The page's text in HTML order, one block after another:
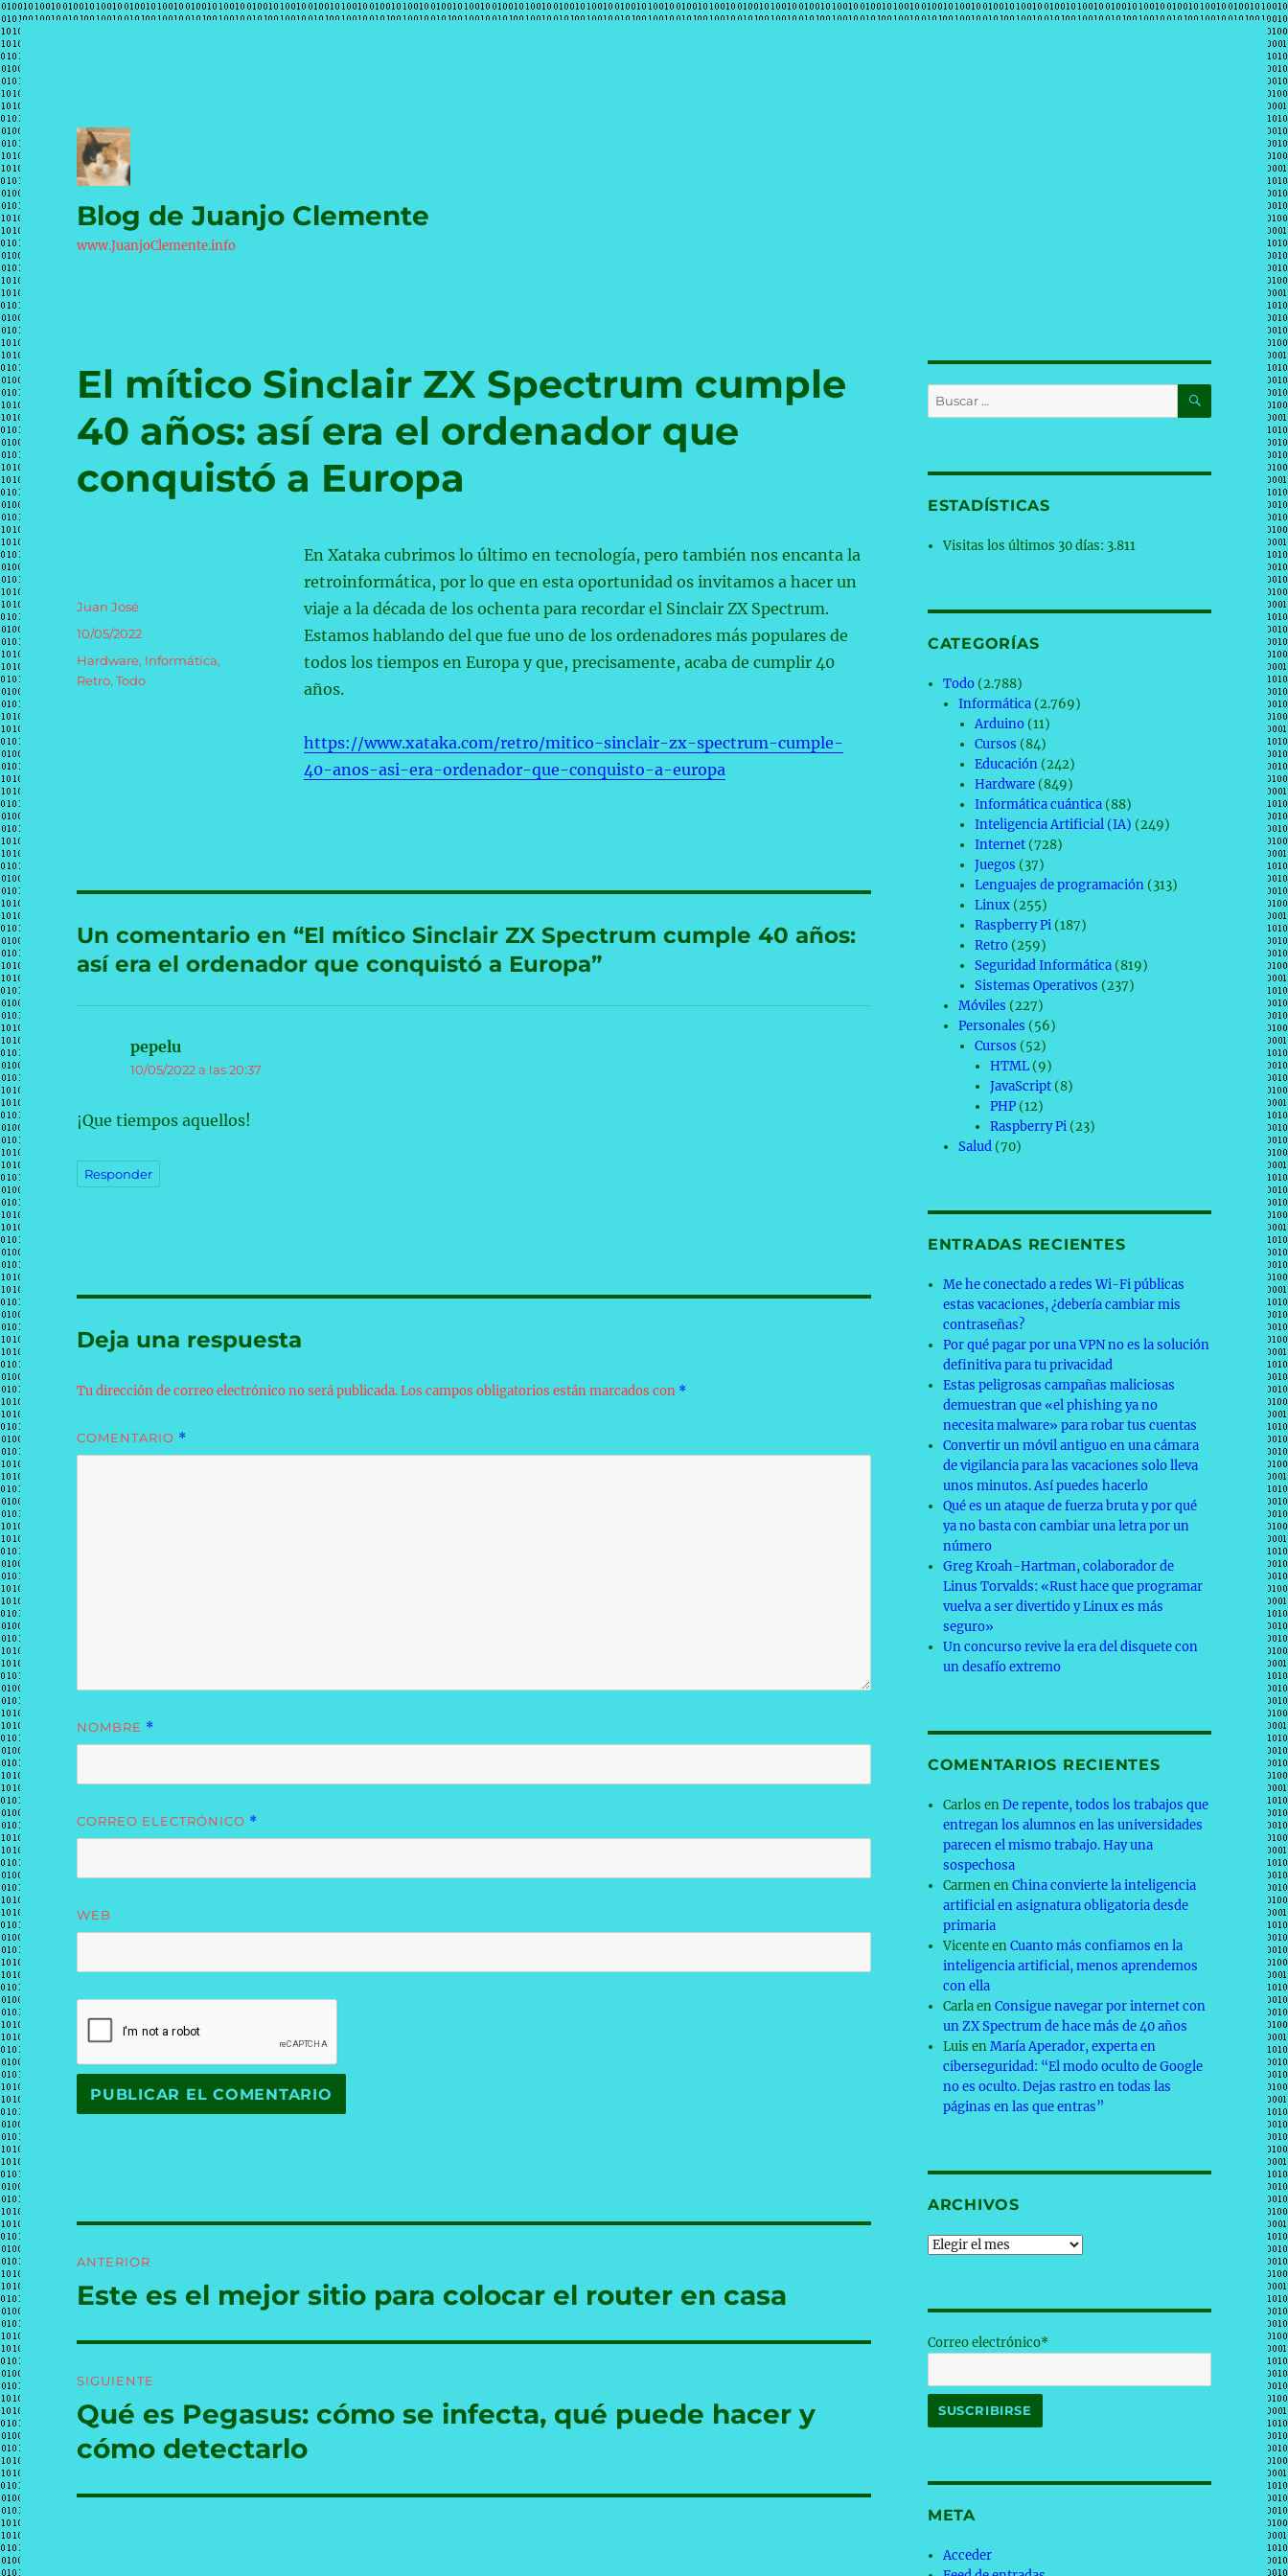
Blog de Juanjo Clemente
www.JuanjoClemente.info
El mítico Sinclair ZX Spectrum cumple
40 años: así era el ordenador que
conquistó a Europa
En Xataka cubrimos lo último en tecnología, pero también nos encanta la
retroinformática, por lo que en esta oportunidad os invitamos a hacer un
viaje a la década de los ochenta para recordar el Sinclair ZX Spectrum.
Estamos hablando del que fue uno de los ordenadores más populares de
todos los tiempos en Europa y que, precisamente, acaba de cumplir 40
años.
https://www.xataka.com/retro/mitico-sinclair-zx-spectrum-cumple-
40-anos-asi-era-ordenador-que-conquisto-a-europa
Autor
Juan José
Publicado
10/05/2022
Categorías
Hardware, Informática,
Retro,Todo
Un comentario en “El mítico Sinclair ZX Spectrum cumple 40 años:
así era el ordenador que conquistó a Europa”
pepelu
10/05/2022 a las 20:37
¡Que tiempos aquellos!
Responder
Deja una respuesta
Tu dirección de correo electrónico no será publicada.Los campos obligatorios están marcados con *
COMENTARIO *
NOMBRE *
CORREO ELECTRÓNICO *
WEB
de
ANTERIOR
Entrada
Este es el mejor sitio para colocar el router en casa
SIGUIENTE
Entrada
siguiente:
Qué es Pegasus: cómo se infecta, qué puede hacer y
cómo detectarlo
Buscar
por:
BUSCAR
ESTADÍSTICAS
Visitas los últimos 30 días: 3.811
CATEGORÍAS
Todo (2.788)
Informática (2.769)
Arduino(11)
Cursos (84)
Educación(242)
Hardware(849)
Informática cuántica(88)
Inteligencia Artificial (IA) (249)
Internet(728)
Juegos (37)
Lenguajes de programación(313)
Linux(255)
Raspberry Pi(187)
Retro(259)
Seguridad Informática(819)
Sistemas Operativos (237)
Móviles (227)
Personales (56)
Cursos (52)
HTML(9)
JavaScript(8)
PHP(12)
Raspberry Pi(23)
Salud (70)
ENTRADAS RECIENTES
Me he conectado a redes Wi-Fi públicas
estas vacaciones, ¿debería cambiar mis
contraseñas?
Por qué pagar por una VPN no es la solución
definitiva para tu privacidad
Estas peligrosas campañas maliciosas
demuestran que «el phishing ya no
necesita malware» para robar tus cuentas
Convertir un móvil antiguo en una cámara
de vigilancia para las vacaciones solo lleva
unos minutos. Así puedes hacerlo
Qué es un ataque de fuerza bruta y por qué
ya no basta con cambiar una letra por un
número
Greg Kroah-Hartman, colaborador de
Linus Torvalds: «Rust hace que programar
vuelva a ser divertido y Linux es más
seguro»
Un concurso revive la era del disquete con
un desafío extremo
COMENTARIOS RECIENTES
Carlos enDe repente, todos los trabajos que
entregan los alumnos en las universidades
parecen el mismo trabajo. Hay una
sospechosa
CarmenenChina convierte la inteligencia
artificial en asignatura obligatoria desde
primaria
VicenteenCuanto más confiamos en la
inteligencia artificial, menos aprendemos
con ella
CarlaenConsigue navegar por internet con
un ZX Spectrum de hace más de 40 años
Luis enMaría Aperador, experta en
ciberseguridad: “El modo oculto de Google
no es oculto. Dejas rastro en todas las
páginas en las que entras”
ARCHIVOS
Archivos
Correo electrónico*
META
Acceder